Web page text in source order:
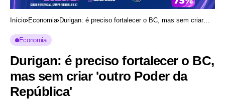
Início Economia Durigan: é preciso fortalecer o BC, mas sem criar
Economia
Durigan: é preciso fortalecer o BC,
mas sem criar 'outro Poder da
República'